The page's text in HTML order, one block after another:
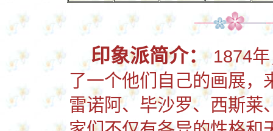
印象派简介： 1874
了一个他们自己的画展，
雷诺阿、毕沙罗、西斯莱